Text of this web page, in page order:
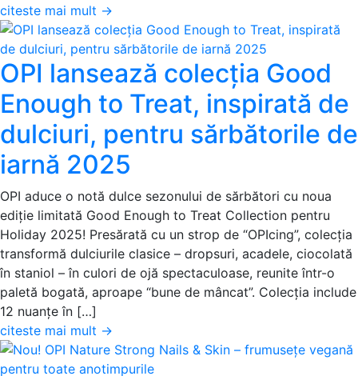
citeste mai mult →
OPI lansează colecția Good
Enough to Treat, inspirată de
dulciuri, pentru sărbătorile de
iarnă 2025
OPI aduce o notă dulce sezonului de sărbători cu noua
ediție limitată Good Enough to Treat Collection pentru
Holiday 2025! Presărată cu un strop de “OPIcing”, colecția
transformă dulciurile clasice – dropsuri, acadele, ciocolată
în staniol – în culori de ojă spectaculoase, reunite într-o
paletă bogată, aproape “bune de mâncat”. Colecția include
12 nuanțe în […]
citeste mai mult →